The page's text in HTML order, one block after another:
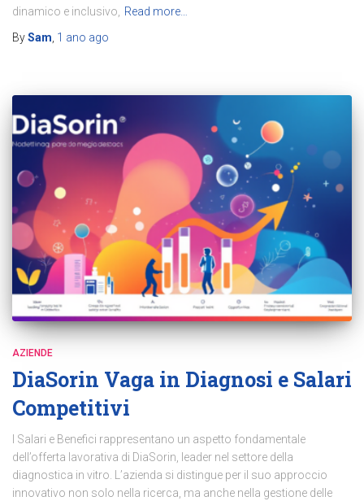
dinamico e inclusivo,
Read more…
BySam 1 ano ago
AZIENDE
DiaSorin Vaga in Diagnosi e Salari
Competitivi
I Salari e Benefici rappresentano un aspetto fondamentale
dell’offerta lavorativa di DiaSorin, leader nel settore della
diagnostica in vitro. L’azienda si distingue per il suo approccio
innovativo non solo nella ricerca, ma anche nella gestione delle